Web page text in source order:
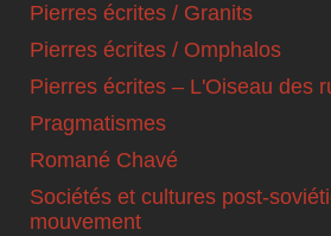
Pierres écrites / Granits
Pierres écrites / Omphalos
Pierres écrites – L'Oiseau des
Pragmatismes
Romané Chavé
Sociétés et cultures post-
mouvement